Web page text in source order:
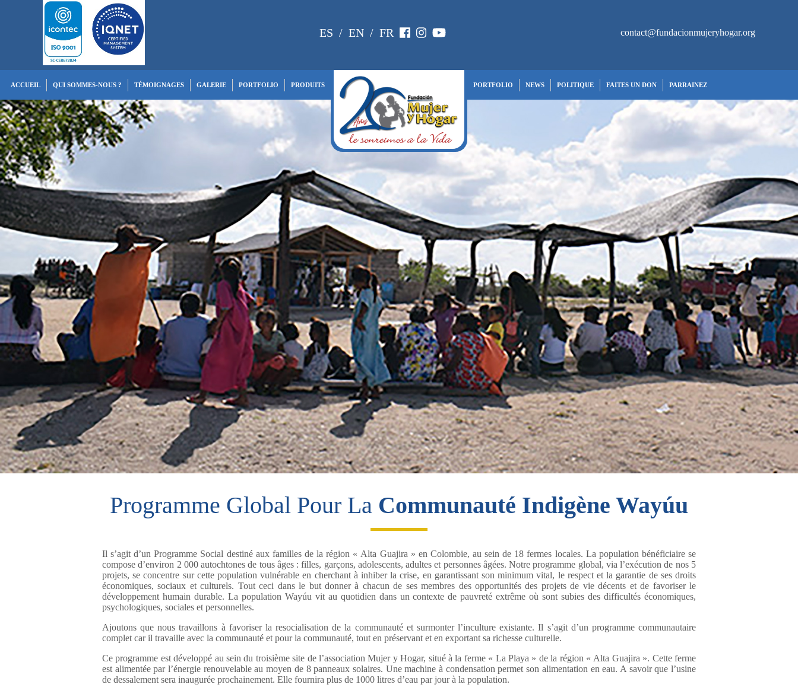
ES / EN / FR contact@fundacionmujeryhogar.org
ACCUEIL QUI SOMMES-NOUS ? TÉMOIGNAGES GALERIE PORTFOLIO PRODUITS PORTFOLIO NEWS POLITIQUE FAITES UN DON PARRAINEZ
Programme Global Pour La Communauté Indigène Wayúu
Il s’agit d’un Programme Social destiné aux familles de la région « Alta Guajira » en Colombie, au sein de 18 fermes locales. La population bénéficiaire se
compose d’environ 2 000 autochtones de tous âges : filles, garçons, adolescents, adultes et personnes âgées. Notre programme global, via l’exécution de nos 5
projets, se concentre sur cette population vulnérable en cherchant à inhiber la crise, en garantissant son minimum vital, le respect et la garantie de ses droits
économiques, sociaux et culturels. Tout ceci dans le but donner à chacun de ses membres des opportunités des projets de vie décents et de favoriser le
développement humain durable. La population Wayúu vit au quotidien dans un contexte de pauvreté extrême où sont subies des difficultés économiques,
psychologiques, sociales et personnelles.
Ajoutons que nous travaillons à favoriser la resocialisation de la communauté et surmonter l’inculture existante. Il s’agit d’un programme communautaire
complet car il travaille avec la communauté et pour la communauté, tout en préservant et en exportant sa richesse culturelle.
Ce programme est développé au sein du troisième site de l’association Mujer y Hogar, situé à la ferme « La Playa » de la région « Alta Guajira ». Cette ferme
est alimentée par l’énergie renouvelable au moyen de 8 panneaux solaires. Une machine à condensation permet son alimentation en eau. A savoir que l’usine
de dessalement sera inaugurée prochainement. Elle fournira plus de 1000 litres d’eau par jour à la population.